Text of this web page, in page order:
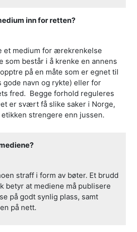
inn for retten?
et medium for ærekrenkelse
som består i å krenke en annens
på en måte som er egnet til
gode navn og rykte) eller for
fred. Begge forhold reguleres
er svært få slike saker i Norge,
strengere enn jussen.
straff i form av bøter. Et brudd
betyr at mediene må publisere
på godt synlig plass, samt
på nett.